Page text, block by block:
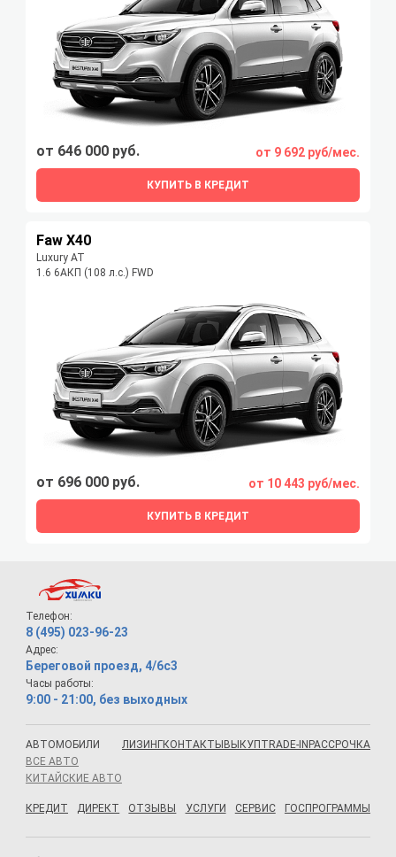
от 646 000 руб. от 9 692 руб/мес.
КУПИТЬ В КРЕДИТ
Faw X40
Luxury АТ
1.6 6АКП (108 л.с.) FWD
от 696 000 руб. от 10 443 руб/мес.
КУПИТЬ В КРЕДИТ
Телефон:
8 (495) 023-96-23
Адрес:
Береговой проезд, 4/6с3
Часы работы:
9:00 - 21:00, без выходных
АВТОМОБИЛИ
ВСЕ АВТО
КИТАЙСКИЕ АВТО
ЛИЗИНГКОНТАКТЫ ВЫКУП TRADE-IN РАССРОЧКА
КРЕДИТ ДИРЕКТ ОТЗЫВЫ УСЛУГИ СЕРВИС ГОСПРОГРАММЫ